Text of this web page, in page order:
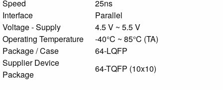
Speed
25ns
Interface
Parallel
Voltage - Supply
4.5 V ~ 5.5 V
Operating Temperature
-40°C ~ 85°C (TA)
Package / Case
64-LQFP
Supplier Device
Package
64-TQFP (10x10)